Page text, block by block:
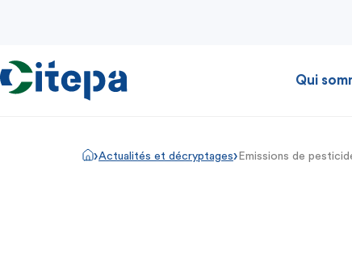
Qui
›Actualités et décryptages› Emissions de